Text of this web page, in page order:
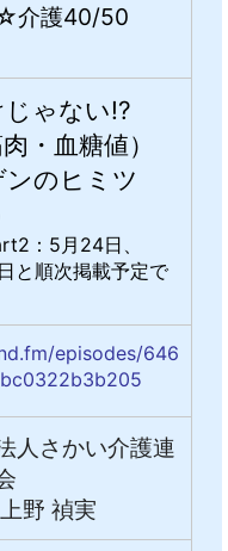
介護40/50
ゃない!?
・血糖値）
ンのヒミツ
：5月24日、
と順次掲載予定で
episodes/646
人さかい介護連
野 禎実